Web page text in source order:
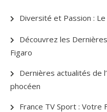
Diversité et Passion :
Découvrez les
Figaro
Dernières actualités de
phocéen
France TV Sport : Votre